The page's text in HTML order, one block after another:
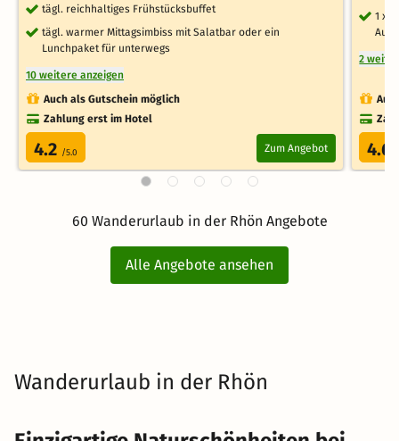
tägl. reichhaltiges Frühstücksbuffet
tägl. warmer Mittagsimbiss mit Salatbar oder ein
Lunchpaket für unterwegs
10 weitere anzeigen
Auch als Gutschein möglich
Zahlung erst im Hotel
4.2 /5.0 Zum Angebot
1 x
2
4.6
60 Wanderurlaub in der Rhön Angebote
Alle Angebote ansehen
Wanderurlaub in der Rhön